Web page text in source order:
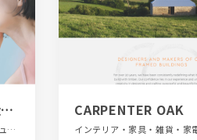
tou-to ずっと あなたの近くに美しさが寄り添いますように。
スクロールエフェクト、スタイリッシュ、ナチュラル、ファッション・ビューティー、ブランド・サービスサイト、ホワイト系
CARPENTER OAK